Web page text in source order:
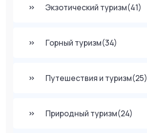
Экзотический туризм(41)
Горный туризм(34)
Путешествия и туризм(25)
Природный туризм(24)